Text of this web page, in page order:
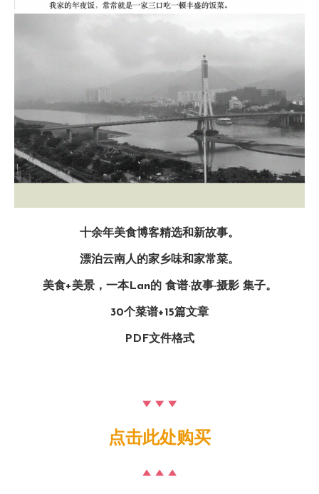
十余年美食博客精选和新故事。
漂泊云南人的家乡味和家常菜。
美食+美景，一本Lan的 食谱·故事·摄影 集子。
30个菜谱+15篇文章
PDF文件格式
点击此处购买